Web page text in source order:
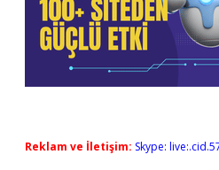
Reklam ve İletişim: Skype: